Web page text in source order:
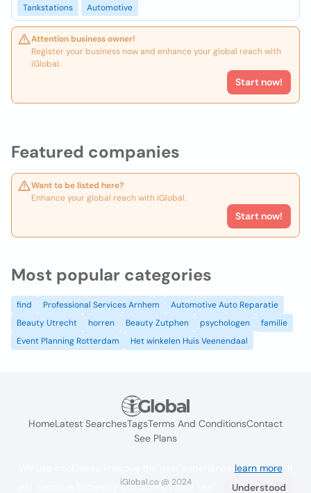
Featured companies
Want to be listed here?
Enhance your global reach with iGlobal.
Start now!
Tankstations
Automotive
Attention business owner!
Register your business now and enhance your global reach with
iGlobal.
Start now!
Most popular categories
find Professional Services Arnhem
Automotive Auto Reparatie
Beauty Utrecht
horren Beauty Zutphen psychologen
familie
Event Planning Rotterdam
Het winkelen Huis Veenendaal
HomeLatest SearchesTagsTerms And ConditionsContact
See Plans
iGlobal.co @ 2024
learn more. If
you continue browsing you accept their use.
Understood